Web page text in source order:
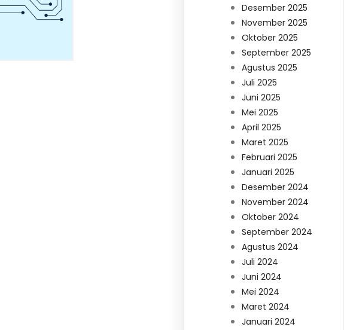
Desember 2025
November 2025
Oktober 2025
September 2025
Agustus 2025
Juli 2025
Juni 2025
Mei 2025
April 2025
Maret 2025
Februari 2025
Januari 2025
Desember 2024
November 2024
Oktober 2024
September 2024
Agustus 2024
Juli 2024
Juni 2024
Mei 2024
Maret 2024
Januari 2024